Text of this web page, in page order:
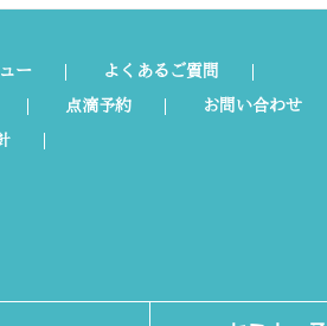
ー
よくあるご質問
点滴予約
お問い合わせ